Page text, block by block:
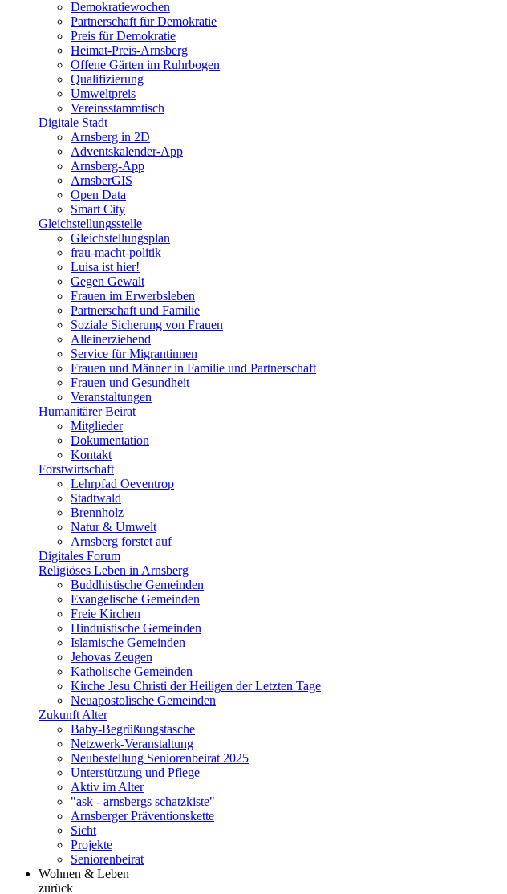
Demokratiewochen
Partnerschaft für Demokratie
Preis für Demokratie
Heimat-Preis-Arnsberg
Offene Gärten im Ruhrbogen
Qualifizierung
Umweltpreis
Vereinsstammtisch
Digitale Stadt
Arnsberg in 2D
Adventskalender-App
Arnsberg-App
ArnsberGIS
Open Data
Smart City
Gleichstellungsstelle
Gleichstellungsplan
frau-macht-politik
Luisa ist hier!
Gegen Gewalt
Frauen im Erwerbsleben
Partnerschaft und Familie
Soziale Sicherung von Frauen
Alleinerziehend
Service für Migrantinnen
Frauen und Männer in Familie und Partnerschaft
Frauen und Gesundheit
Veranstaltungen
Humanitärer Beirat
Mitglieder
Dokumentation
Kontakt
Forstwirtschaft
Lehrpfad Oeventrop
Stadtwald
Brennholz
Natur & Umwelt
Arnsberg forstet auf
Digitales Forum
Religiöses Leben in Arnsberg
Buddhistische Gemeinden
Evangelische Gemeinden
Freie Kirchen
Hinduistische Gemeinden
Islamische Gemeinden
Jehovas Zeugen
Katholische Gemeinden
Kirche Jesu Christi der Heiligen der Letzten Tage
Neuapostolische Gemeinden
Zukunft Alter
Baby-Begrüßungstasche
Netzwerk-Veranstaltung
Neubestellung Seniorenbeirat 2025
Unterstützung und Pflege
Aktiv im Alter
"ask - arnsbergs schatzkiste"
Arnsberger Präventionskette
Sicht
Projekte
Seniorenbeirat
Wohnen & Leben
zurück